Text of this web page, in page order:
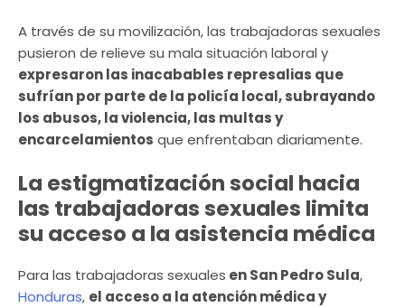
A través de su movilización, las trabajadoras sexuales
pusieron de relieve su mala situación laboral y
expresaron las inacabables represalias que
sufrían por parte de la policía local, subrayando
los abusos, la violencia, las multas y
encarcelamientos que enfrentaban diariamente.
La estigmatización social hacia
las trabajadoras sexuales limita
su acceso a la asistencia médica
Para las trabajadoras sexuales en San Pedro Sula,
Honduras, el acceso a la atención médica y